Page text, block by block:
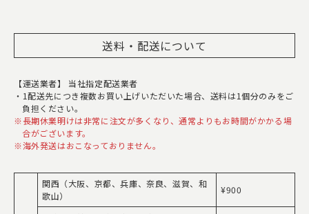
送料・配送について
【運送業者】 当社指定配送業者
1配送先につき複数お買い上げいただいた場合、送料は1個分のみをご
負担ください。
長期休業明けは非常に注文が多くなり、通常よりもお時間がかかる場
合がございます。
海外発送はおこなっておりません。
関西（大阪、京都、兵庫、奈良、滋賀、和
歌山）
¥900